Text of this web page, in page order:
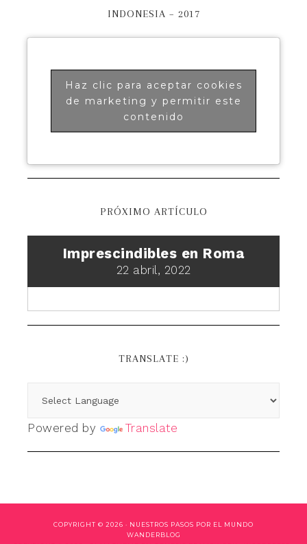
INDONESIA – 2017
Haz clic para aceptar cookies
de marketing y permitir este
contenido
PRÓXIMO ARTÍCULO
Imprescindibles en Roma
22 abril, 2022
TRANSLATE :)
Powered by Translate
COPYRIGHT © 2026 · NUESTROS PASOS POR EL MUNDO
WANDERBLOG